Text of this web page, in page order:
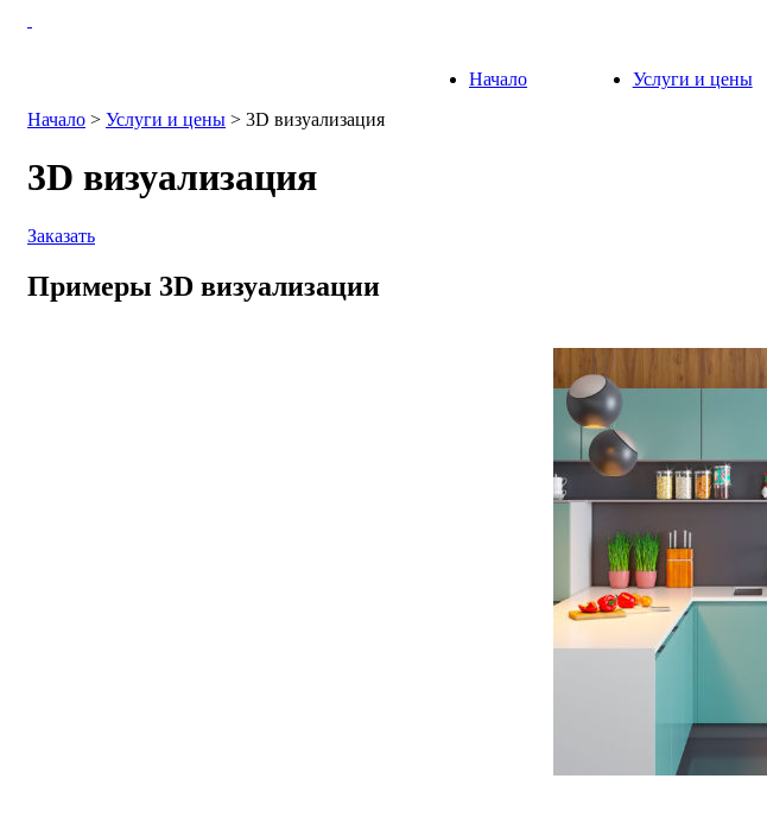
Начало
Услуги и цены
Начало > Услуги и цены > 3D визуализация
3D визуализация
Заказать
Примеры 3D визуализации